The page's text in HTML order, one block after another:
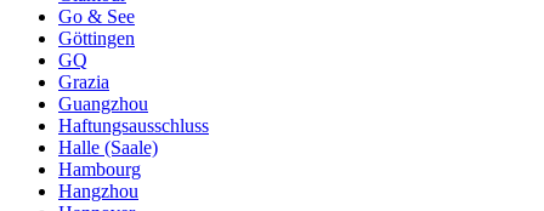
Go & See
Göttingen
GQ
Grazia
Guangzhou
Haftungsausschluss
Halle (Saale)
Hambourg
Hangzhou